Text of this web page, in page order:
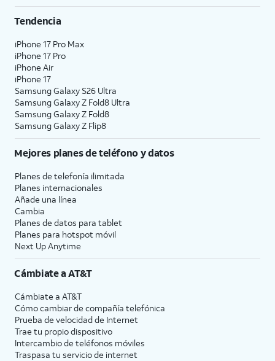
Tendencia
iPhone 17 Pro Max
iPhone 17 Pro
iPhone Air
iPhone 17
Samsung Galaxy S26 Ultra
Samsung Galaxy Z Fold8 Ultra
Samsung Galaxy Z Fold8
Samsung Galaxy Z Flip8
Mejores planes de teléfono y datos
Planes de telefonía ilimitada
Planes internacionales
Añade una línea
Cambia
Planes de datos para tablet
Planes para hotspot móvil
Next Up Anytime
Cámbiate aAT&T
Cámbiate a AT&T
Cómo cambiar de compañía telefónica
Prueba de velocidad de Internet
Trae tu propio dispositivo
Intercambio de teléfonos móviles
Traspasa tu servicio de internet